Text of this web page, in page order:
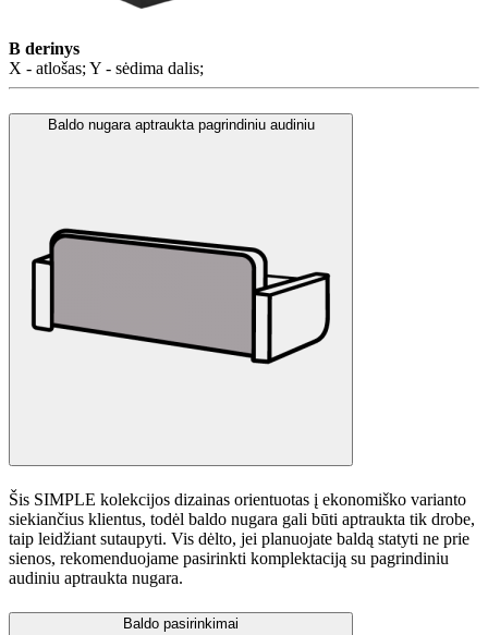
B derinys
X - atlošas; Y - sėdima dalis;
Baldo nugara aptraukta pagrindiniu audiniu
Šis SIMPLE kolekcijos dizainas orientuotas į ekonomiško varianto
siekiančius klientus, todėl baldo nugara gali būti aptraukta tik drobe,
taip leidžiant sutaupyti. Vis dėlto, jei planuojate baldą statyti ne prie
sienos, rekomenduojame pasirinkti komplektaciją su pagrindiniu
audiniu aptraukta nugara.
Baldo pasirinkimai